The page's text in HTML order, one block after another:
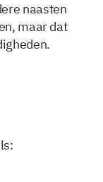
naasten
maar dat